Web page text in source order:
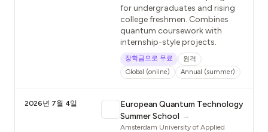
for undergraduates and rising
college freshmen. Combines
quantum coursework with
internship-style projects.
장학금으로 무료
원격
Global (online)
Annual (summer)
2026년 7월 4일
European Quantum Technology
Summer School →
Amsterdam University of Applied